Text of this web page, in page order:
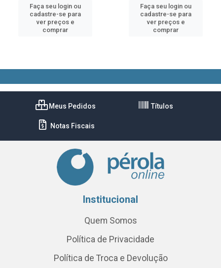
Faça seu login ou
cadastre-se para
ver preços e
comprar
Faça seu login ou
cadastre-se para
ver preços e
comprar
Meus Pedidos Títulos
Notas Fiscais
Institucional
Quem Somos
Política de Privacidade
Política de Troca e Devolução